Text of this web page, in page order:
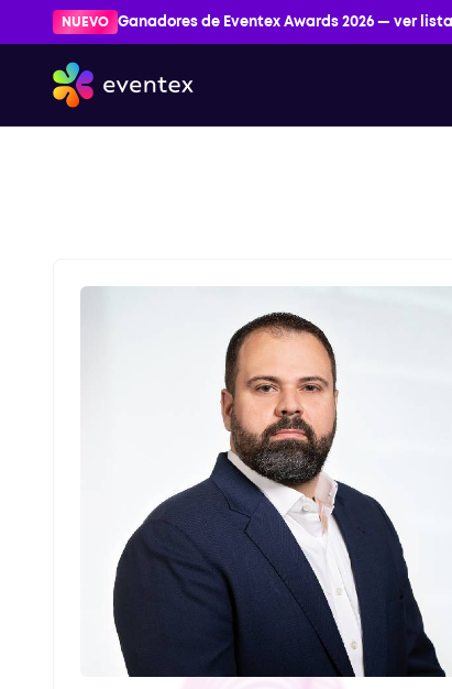
NUEVO Ganadores de Eventex Awards 2026 — ver lista